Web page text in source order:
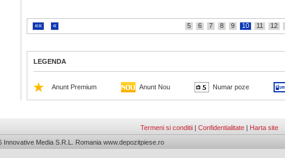
«« « 5 6 7 8 9 10 11 12
LEGENDA
Anunt Premium Anunt Nou Numar poze
Termeni si conditii| Confidentialitate| Harta site
Media S.R.L. Romania www.depozitpiese.ro